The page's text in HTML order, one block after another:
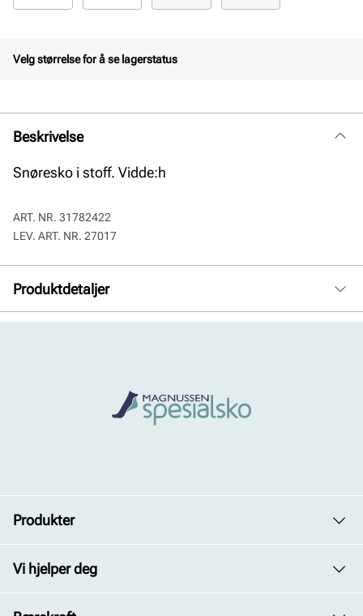
Velg størrelse for å se lagerstatus
Beskrivelse
Snøresko i stoff. Vidde:h
ART. NR. 31782422
LEV. ART. NR. 27017
Produktdetaljer
Overdel:Textil
Produkter
Dame
Herre
Vi hjelper deg
Avdelinger